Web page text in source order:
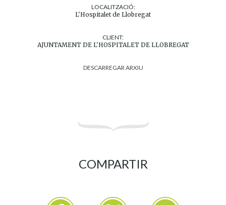
LOCALITZACIÓ:
L'Hospitalet de Llobregat
CLIENT:
AJUNTAMENT DE L'HOSPITALET DE LLOBREGAT
DESCARREGAR ARXIU
COMPARTIR